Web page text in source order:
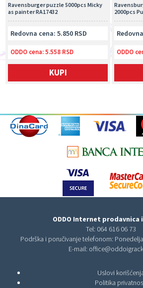
2000pcs
ODDO
Ravensburger puzzle 5000pcs Micky
as painter RA17432
Redovna cena: 5.850 RSD
ODDO cena:5.558 RSD
KUPI
ODDO Internet prodavnica
Tel: 064 616 06 73
Podrška i poručivanje telefonom:
E-mail:
Uslovi
Politika